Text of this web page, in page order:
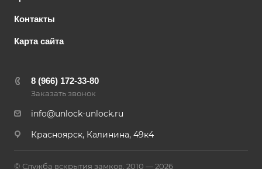
Контакты
Карта сайта
8 (966) 172-33-80
Заказать звонок
info@unlock-unlock.ru
Красноярск, Калинина, 49к4
© Служба вскрытия замков, 2010 — 2026